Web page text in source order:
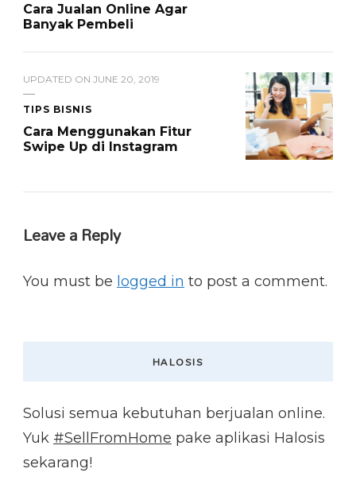
Cara Jualan Online Agar
Banyak Pembeli
UPDATED ON JUNE 20, 2019
TIPS BISNIS
Cara Menggunakan Fitur
Swipe Up di Instagram
Leave a Reply
You must be logged in to post a comment.
HALOSIS
Solusi semua kebutuhan berjualan online.
Yuk #SellFromHome pake aplikasi Halosis
sekarang!